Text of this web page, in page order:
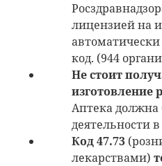
лицензией на
код. (944
Не стоит
изготовление
Аптека должна
деятельности
Код 47.73
лекарствами)